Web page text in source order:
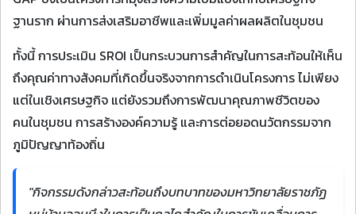
ฐานราก ผ่านการส่งเสริมอาชีพและเพิ่มมูลค่าผลผลิตในชุมชน
ทั้งนี้ การประเมิน SROI เป็นกระบวนการสำคัญในการสะท้อนให้เห็น
ถึงคุณค่าทางสังคมที่เกิดขึ้นจริงจากการดำเนินโครงการ ไม่เพียง
แต่ในเชิงเศรษฐกิจ แต่ยังรวมถึงการพัฒนาคุณภาพชีวิตของ
คนในชุมชน การสร้างองค์ความรู้ และการต่อยอดนวัตกรรมจาก
ภูมิปัญญาท้องถิ่น
"กิจกรรมดังกล่าวสะท้อนถึงบทบาทของมหาวิทยาลัยราชภัฏ